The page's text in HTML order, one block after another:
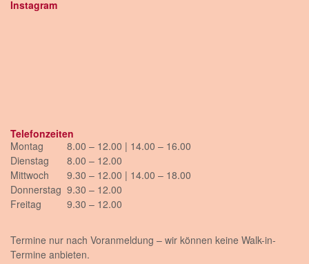
Instagram
Telefonzeiten
Montag
8.00 – 12.00 | 14.00 – 16.00
Dienstag
8.00 – 12.00
Mittwoch
9.30 – 12.00 | 14.00 – 18.00
Donnerstag 9.30 – 12.00
Freitag
9.30 – 12.00
Termine nur nach Voranmeldung – wir können keine Walk-in-
Termine anbieten.